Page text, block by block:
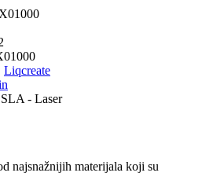
Liqcreate
- Laser
najsnažnijih materijala koji su